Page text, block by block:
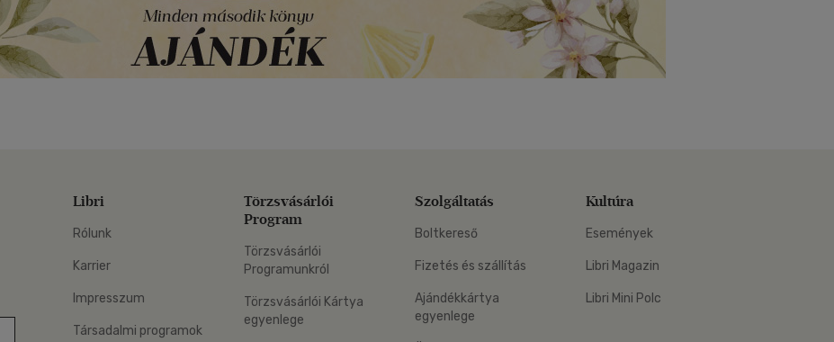
Libri
Rólunk
Karrier
Impresszum
Társadalmi programok
Törzsvásárlói
Program
Törzsvásárlói
Programunkról
Törzsvásárlói Kártya
egyenlege
Szolgáltatás
Boltkereső
Fizetés és szállítás
Ajándékkártya
egyenlege
Kultúra
Események
Libri Magazin
Libri Mini Polc